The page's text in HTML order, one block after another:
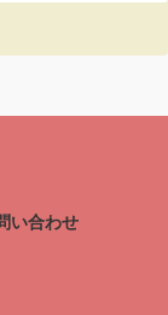
い合わせ